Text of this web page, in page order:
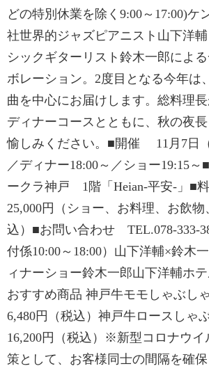
どの特別休業を除く9:00～17:00)ケ
社世界的ジャズピアニスト山下洋
シックギターリスト鈴木一郎によ
ボレーション。2度目となる今年は
曲を中心にお届けします。総料理
ディナーコースとともに、秋の夜
愉しみください。■開催 11月7日
／ディナー18:00～／ショー19:15
ークラ神戸 1階「Heian-平安-」■
25,000円（ショー、お料理、お飲
込）■お問い合わせ TEL.078-333-
付係10:00～18:00）山下洋輔×鈴木
ィナーショー鈴木一郎山下洋輔ホ
おすすめ商品 神戸牛モモしゃぶ
6,480円（税込）神戸牛ロースしゃ
16,200円（税込）※新型コロナウイ
策として、お客様同士の間隔を確